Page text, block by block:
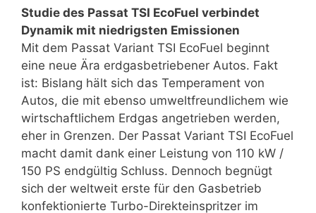
Studie des Passat TSI EcoFuel verbindet
Dynamik mit niedrigsten Emissionen
Mit dem Passat Variant TSI EcoFuel beginnt
eine neue Ära erdgasbetriebener Autos. Fakt
ist: Bislang hält sich das Temperament von
Autos, die mit ebenso umweltfreundlichem wie
wirtschaftlichem Erdgas angetrieben werden,
eher in Grenzen. Der Passat Variant TSI EcoFuel
macht damit dank einer Leistung von 110 kW /
150 PS endgültig Schluss. Dennoch begnügt
sich der weltweit erste für den Gasbetrieb
konfektionierte Turbo-Direkteinspritzer im